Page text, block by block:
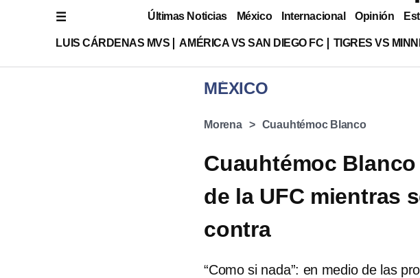
Últimas Noticias México Internacional Opinión
LUIS CÁRDENAS MVS AMÉRICA VS SAN DIEGO FC TIGRES VS
MÉXICO
Morena Cuauhtémoc Blanco
Cuauhtémoc
de la UFC mientras
contra
“Como si nada”: en medio de las